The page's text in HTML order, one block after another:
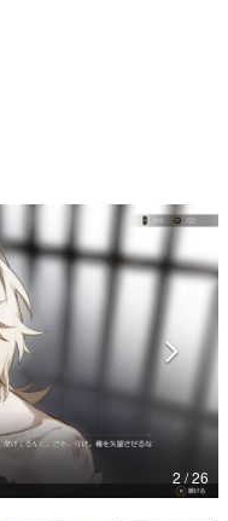
ゲームの魅力を画面や操作の
く、硬派で骨太な評論連載
ス」… ゲームにまつわる言葉
ピューター文化史研究家・タ
2 / 26